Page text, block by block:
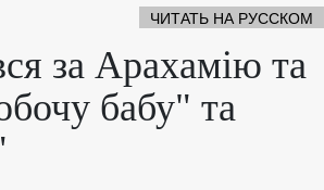
ЧИТАТЬ НА РУССКОМ
за Арахамію та
бабу" та